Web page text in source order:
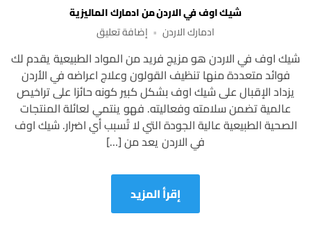
شيك اوف في الاردن من ادمارك الماليزية
ادمارك الاردن
إضافة تعليقعلى
اوف
في
الاردن
من
ادمارك
الماليزية
شيك اوف في الاردن هو مزيج فريد من المواد الطبيعية يقدم لك
فوائد متعددة منها تنظيف القولون وعلاج اعراضه في الأردن
يزداد الإقبال على شيك اوف بشكل كبير كونه حائزا على تراخيص
عالمية تضمن سلامته وفعاليته. فهو ينتمي لعائلة المنتجات
الصحية الطبيعية عالية الجودة التي لا تُسبب أي اضرار. شيك اوف
في الاردن يعد من […]
إقرأ المزيد